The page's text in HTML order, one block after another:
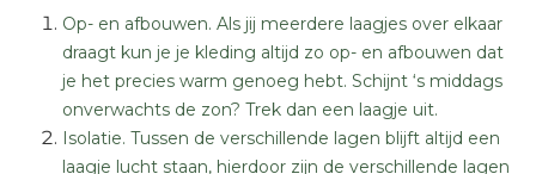
Op- en afbouwen. Als jij meerdere laagjes over elkaar
draagt kun je je kleding altijd zo op- en afbouwen dat
je het precies warm genoeg hebt. Schijnt ‘s middags
onverwachts de zon? Trek dan een laagje uit.
Isolatie. Tussen de verschillende lagen blijft altijd een
laagje lucht staan, hierdoor zijn de verschillende lagen